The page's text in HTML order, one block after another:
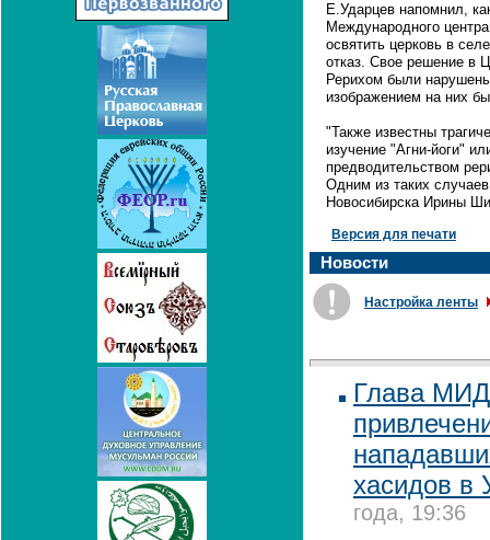
Е.Ударцев напомнил,
Международного
освятить церковь в
отказ. Свое решение в
Рерихом были
изображением на них
"Также известны
изучение "Агни-йоги"
предводительством
Одним из таких
Новосибирска Ирины
Версия для печати
Новости
Настройка ленты
Глава МИД
хасидов в
года, 19:36